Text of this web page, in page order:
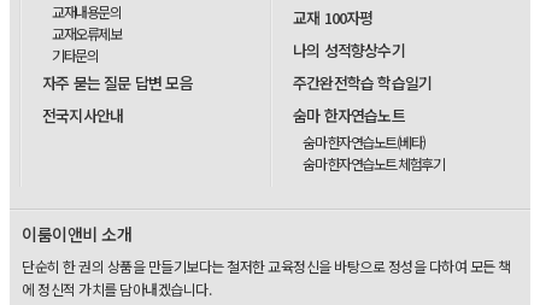
교재내용문의
교재오류제보
기타문의
자주 묻는 질문 답변 모음
전국지사안내
교재 100자평
나의 성적향상수기
주간완전학습 학습일기
숨마 한자연습노트
숨마 한자연습노트(베타)
숨마 한자연습노트 체험후기
이룸이앤비 소개
단순히 한 권의 상품을 만들기보다는 철저한 교육정신을 바탕으로 정성을 다하여 모든 책
에 정신적 가치를 담아내겠습니다.